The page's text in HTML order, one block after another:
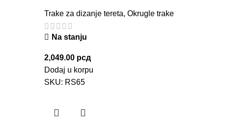
Trake za dizanje tereta, Okrugle trake
Na stanju
2,049.00 рсд
Dodaj u korpu
SKU: RS65